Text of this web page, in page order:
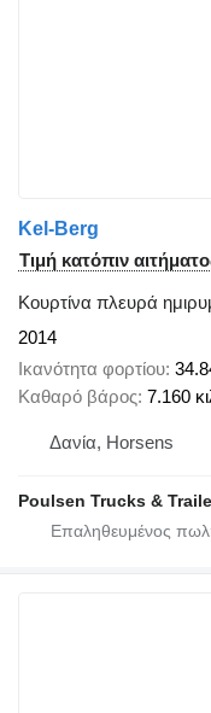
Kel-Berg
Τιμή κατόπιν
Κουρτίνα πλευρά
2014
Ικανότητα φορτίου
Καθαρό βάρος 7.160
Δανία, Horsens
Poulsen Trucks &